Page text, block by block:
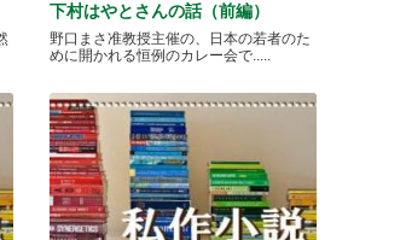
下村はやとさんの話（前編）
野口まさ准教授主催の、日本の若者のた
めに開かれる恒例のカレー会で.....